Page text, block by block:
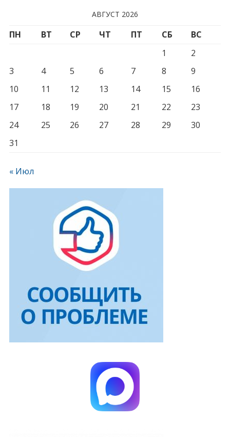
АВГУСТ 2026
ПН ВТ СР ЧТ ПТ СБ
ВС
1
2
3
4 5 6 7 8
9
10
11 12 13 14 15
16
17
18 19 20 21 22
23
24
25 26 27 28 29
30
31
« Июл